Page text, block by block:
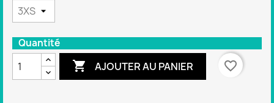
Quantité
 AJOUTER AU PANIER favorite_border